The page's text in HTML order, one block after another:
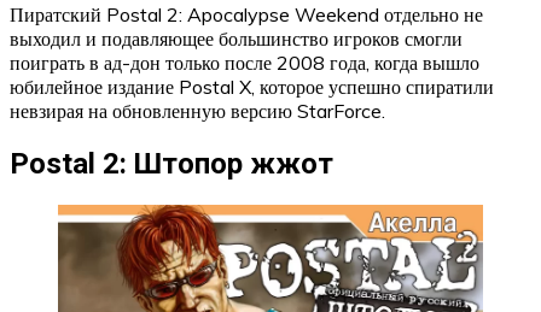
Пиратский Postal 2: Apocalypse Weekend отдельно не
выходил и подавляющее большинство игроков смогли
поиграть в ад-дон только после 2008 года, когда вышло
юбилейное издание Postal X, которое успешно спиратили
невзирая на обновленную версию StarForce.
Postal 2: Штопор жжот